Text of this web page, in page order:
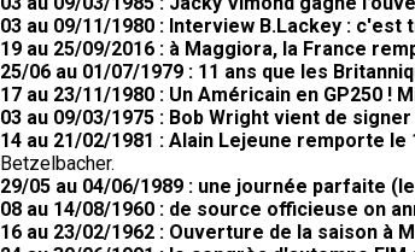
03 au 09/11/1980 : Interview B.Lackey :
19 au 25/09/2016 : à Maggiora, la France
25/06 au 01/07/1979 : 11 ans que les
17 au 23/11/1980 : Un Américain en GP250
03 au 09/03/1975 : Bob Wright vient de
14 au 21/02/1981 : Alain Lejeune remporte
Betzelbacher.
29/05 au 04/06/1989 : une journée parfaite
08 au 14/08/1960 : de source officieuse on
16 au 23/02/1962 : Ouverture de la saison à